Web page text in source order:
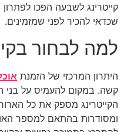
קייטרינג לשבעה הפכו
שכדאי להכיר לפני שמזמינים.
למה לבחור
היתרון המרכזי של הזמנת
קשה. במקום להעמיס על
הקייטרינג מספק את כל
ומסודרות בהתאם למספר